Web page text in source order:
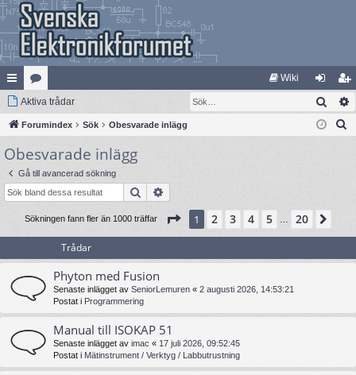
na
bb
lä
nk
ar
at
eg
ori
er
Wiki
og
ga
li
m
Aktiva trådar Sök
Forumindex Sök Obesvarade inlägg
Obesvarade inlägg
Gå till avancerad sökning
Sök
Sökningen fann fler än 1000 träffar Sida 1av20
1 2 3 4 5 20
Trådar
Phyton med Fusion
Senaste inlägget av SeniorLemuren « 2 augusti 2026, 14:53:21
Postat i Programmering
Manual till ISOKAP 51
Senaste inlägget av imac « 17 juli 2026, 09:52:45
Postat i Mätinstrument / Verktyg / Labbutrustning